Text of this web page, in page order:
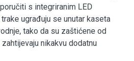
s integriranim LED
ugrađuju se unutar kaseta
tako da su zaštićene od
nikakvu dodatnu